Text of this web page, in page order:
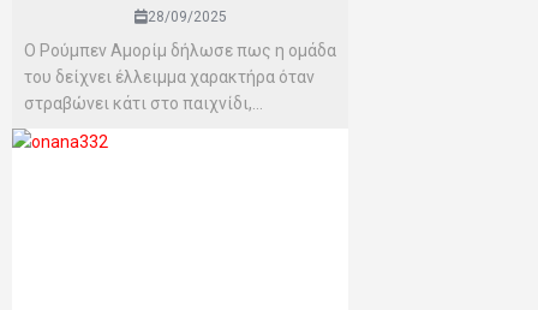
28/09/2025
Ο Ρούμπεν Αμορίμ δήλωσε πως η ομάδα
του δείχνει έλλειμμα χαρακτήρα όταν
στραβώνει κάτι στο παιχνίδι,...